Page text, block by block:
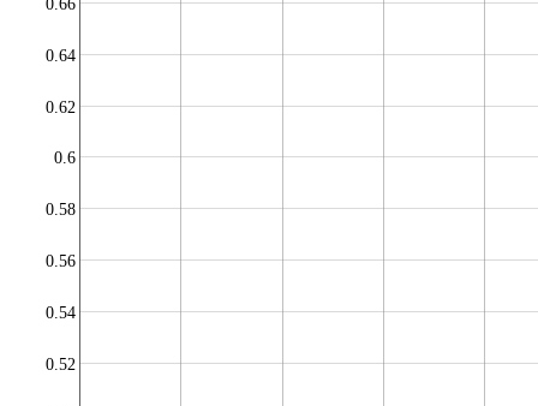
0.52
0.54
0.56
0.58
0.6
0.62
0.64
0.66